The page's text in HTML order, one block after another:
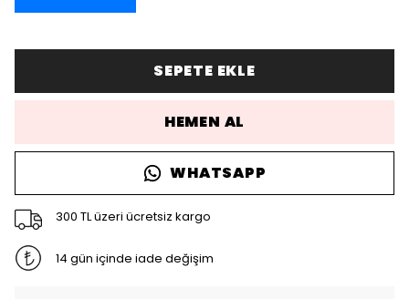
SEPETE EKLE
HEMEN AL
WHATSAPP
300 TL üzeri ücretsiz kargo
14 gün içinde iade değişim